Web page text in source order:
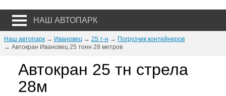
НАШ АВТОПАРК
Наш автопарк → Ивановец → 25 т-н → Погрузчик контейнеров
→ Автокран Ивановец 25 тонн 28 метров
Автокран 25 тн стрела
28м